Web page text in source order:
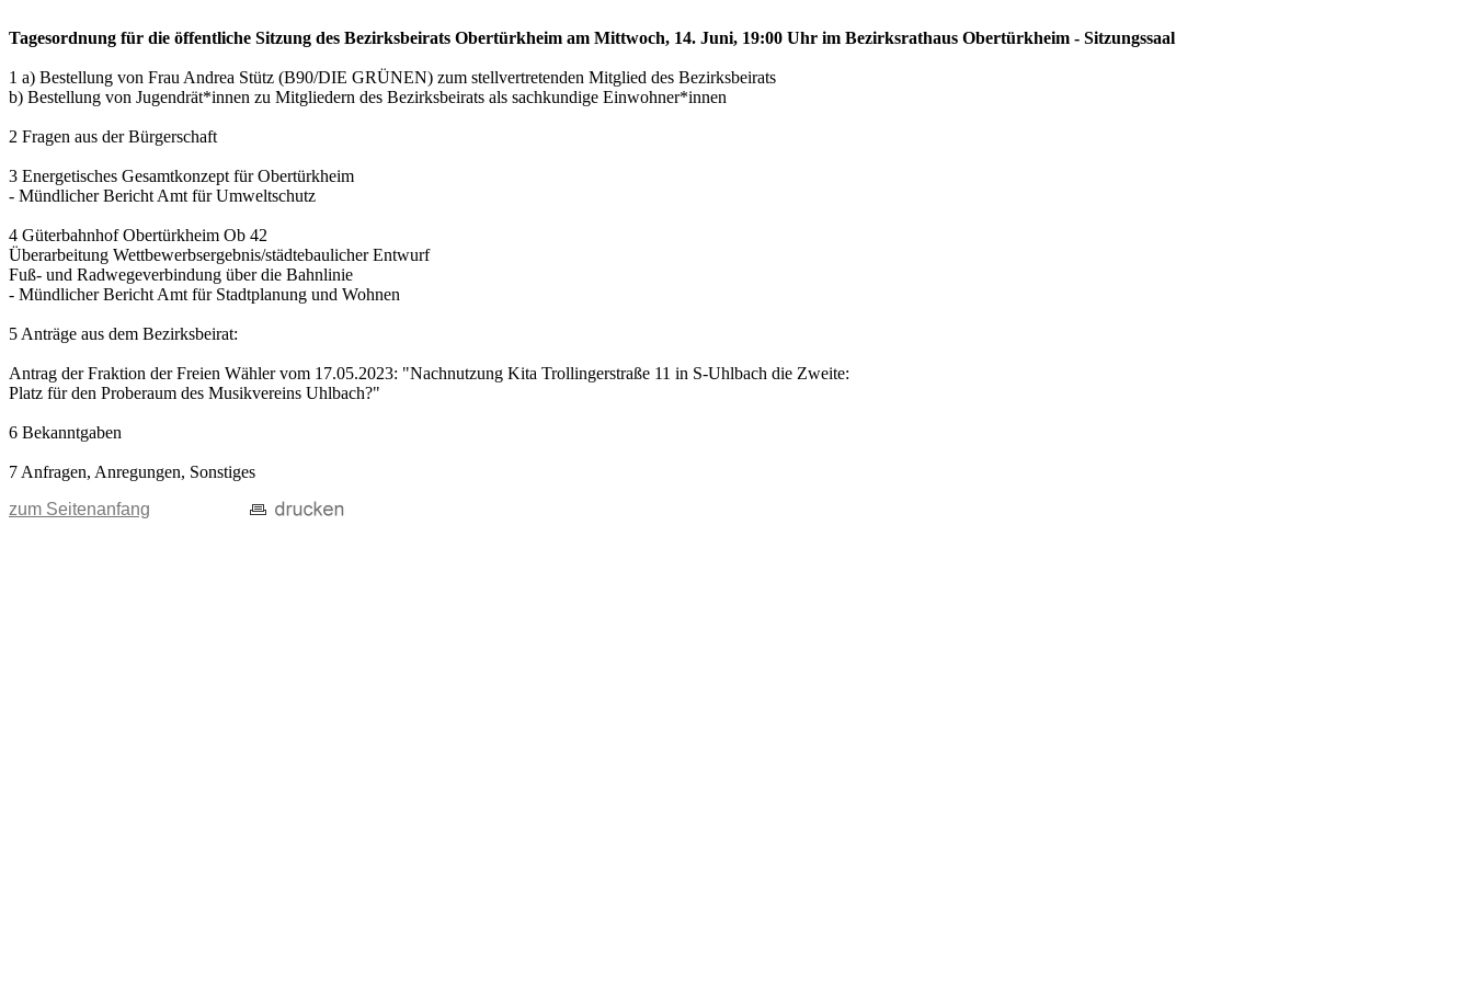
Tagesordnung für die öffentliche Sitzung des Bezirksbeirats Obertürkheim am Mittwoch, 14. Juni, 19:00 Uhr im Bezirksrathaus Obertürkheim - Sitzungssaal
1 a) Bestellung von Frau Andrea Stütz (B90/DIE GRÜNEN) zum stellvertretenden Mitglied des Bezirksbeirats
b) Bestellung von Jugendrät*innen zu Mitgliedern des Bezirksbeirats als sachkundige Einwohner*innen
2 Fragen aus der Bürgerschaft
3 Energetisches Gesamtkonzept für Obertürkheim
- Mündlicher Bericht Amt für Umweltschutz
4 Güterbahnhof Obertürkheim Ob 42
Überarbeitung Wettbewerbsergebnis/städtebaulicher Entwurf
Fuß- und Radwegeverbindung über die Bahnlinie
- Mündlicher Bericht Amt für Stadtplanung und Wohnen
5 Anträge aus dem Bezirksbeirat:
Antrag der Fraktion der Freien Wähler vom 17.05.2023: "Nachnutzung Kita Trollingerstraße 11 in S-Uhlbach die Zweite:
Platz für den Proberaum des Musikvereins Uhlbach?"
6 Bekanntgaben
7 Anfragen, Anregungen, Sonstiges
zum Seitenanfang